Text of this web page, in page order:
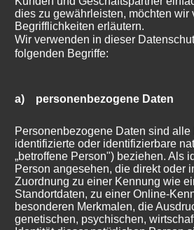
Heimnetzwerk.
auf Ihrem Smartphone oder Tablet.
der App hinzu und konfigurieren Sie
(FAQs)
ein
über kabelgebundene als
einzurichten und bieten mehr
dies zu gewährleisten, möchten wir
Begrifflichkeiten erläutern.
Wir verwenden in dieser
folgenden Begriffe:
a) personenbezogene Daten
Personenbezogene Daten sind
identifizierte oder identifizierbare
„betroffene Person") beziehen. Als
Person angesehen, die direkt oder
Zuordnung zu einer Kennung wie
Standortdaten, zu einer Online-
besonderen Merkmalen, die
genetischen, psychischen,